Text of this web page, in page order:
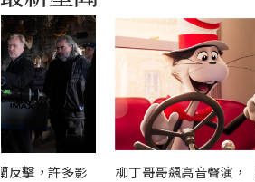
反擊，許多影
柳丁哥哥飆高音聲演，